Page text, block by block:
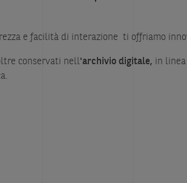
e facilità di interazione ti offriamo
conservati nell'archivio digitale, in